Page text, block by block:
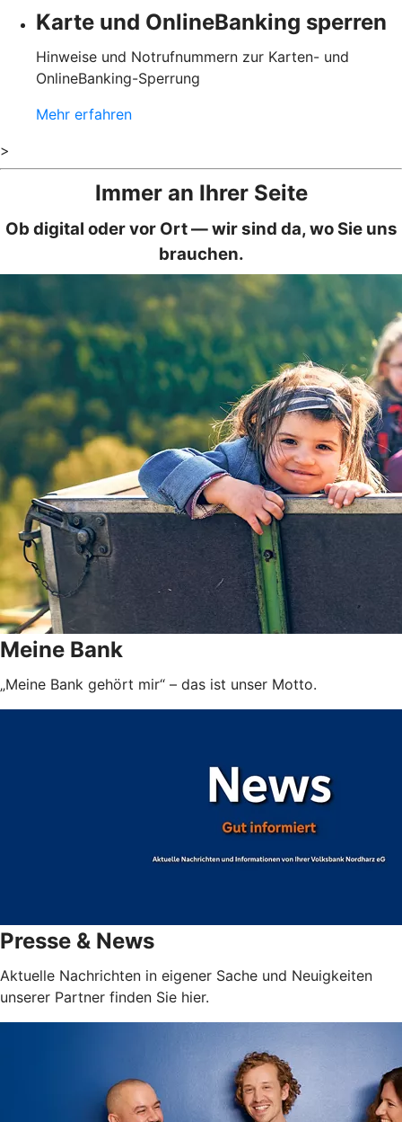
Karte und OnlineBanking ­sperren
Hinweise und Notrufnummern zur Karten- und
OnlineBanking-Sperrung
Mehr erfahren
>
Immer an Ihrer Seite
Ob digital oder vor Ort — wir sind da, wo Sie uns
brauchen.
Meine Bank
„Meine Bank gehört mir“ – das ist unser Motto.
Presse & News
Aktuelle Nachrichten in eigener Sache und Neuigkeiten
unserer Partner finden Sie hier.